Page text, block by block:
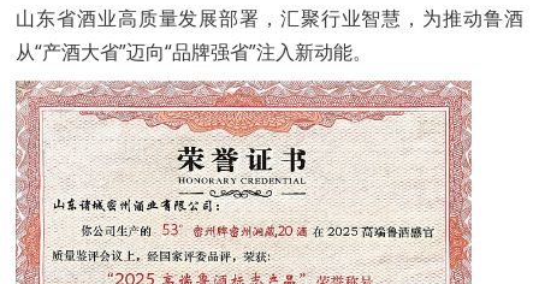
山东省酒业高质量发展部署，汇聚行业智慧，为推动鲁酒
从“产酒大省”迈向“品牌强省”注入新动能。